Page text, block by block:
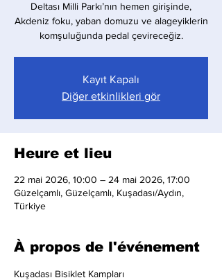
Deltası Milli Parkı’nın hemen girişinde,
Akdeniz foku, yaban domuzu ve alageyiklerin
komşuluğunda pedal çevireceğiz.
Kayıt Kapalı
Diğer etkinlikleri gör
Heure et lieu
22 mai 2026, 10:00 – 24 mai 2026, 17:00
Güzelçamlı, Güzelçamlı, Kuşadası/Aydın,
Türkiye
À propos de l'événement
Kuşadası Bisiklet Kampları